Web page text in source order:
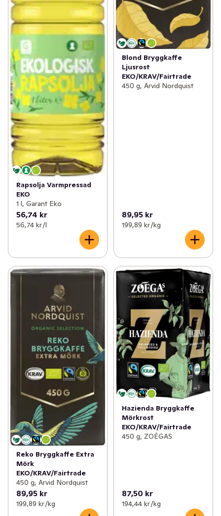
Rapsolja Varmpressad
EKO
1 l, Garant Eko
56,74 kr
56,74 kr /l
Blond Bryggkaffe
Ljusrost
EKO/KRAV/Fairtrade
450 g, Arvid Nordquist
89,95 kr
199,89 kr /kg
Reko Bryggkaffe Extra
Mörk
EKO/KRAV/Fairtrade
450 g, Arvid Nordquist
89,95 kr
199,89 kr /kg
Hazienda Bryggkaffe
Mörkrost
EKO/KRAV/Fairtrade
450 g, ZOÉGAS
87,50 kr
194,44 kr /kg